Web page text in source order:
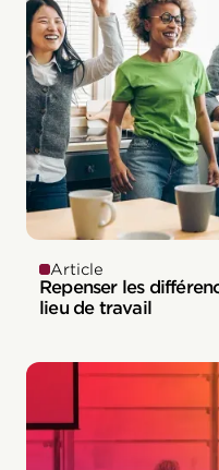
Article
Repenser les
lieu de travail